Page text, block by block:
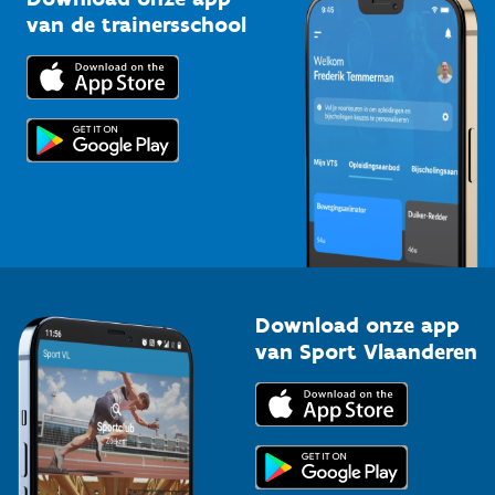
Bedrijven
Trainers en begeleiders
Topsporters
Downloads
Voor de pers
van de trainersschool
Download onze app
van Sport Vlaanderen